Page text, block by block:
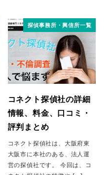
探偵事務所・興信所一覧
コネクト探偵社の詳細
情報、料金、口コミ・
評判まとめ
コネクト探偵社は、大阪府東
大阪市に本社のある、法人運
営の探偵社です。 今回は、コ